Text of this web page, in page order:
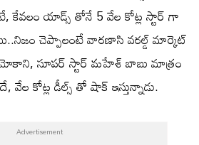
కేవలం యాడ్స్ తోనే 5 వేల కోట్ల స్టార్ గా
చెప్పాలంటే వారణాసి వరల్డ్ మార్కెట్
సూపర్ స్టార్ మహేశ్ బాబు మాత్రం
కోట్ల డీల్స్ తో షాక్ ఇస్తున్నాడు.